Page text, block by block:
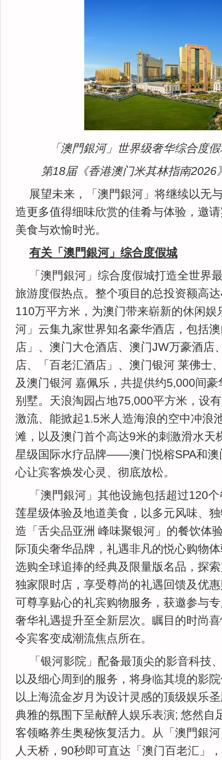
「澳門銀河」世界级奢华综合度
第18届《香港澳门米其林指南2026
展望未来，「澳門銀河」将继续以无
造更多值得细味欣赏的佳肴与体验，邀
美食与欢愉时光。
有关「澳門銀河」综合度假城
「澳門銀河」综合度假城打造全世界
旅游度假热点。整个项目的总投资额高
110万平方米，为澳门带来崭新的休闲娱
河」云集九家世界知名豪华酒店，包括
店」、澳门大仓酒店、澳门JW万豪酒店
店、「百老汇酒店」、澳门银河 莱佛士
及澳门银河 嘉佩乐，共提供约5,000间
别墅。天浪淘园占地75,000平方米，设
激流、能掀起1.5米人造海浪的空中冲浪
滩，以及澳门首个高达9米的刺激滑水天
星级国际水疗品牌——澳门悦榕SPA和澳
心让宾客焕发心灵、彻底放松。
「澳門銀河」其他设施包括超过120
莲星级体验及地道美食，以多元风味、
造「舌尖品亚洲 峰味聚银河」的餐饮体
际顶尖奢华品牌，礼遇非凡的悦心购物
选购全球追捧的经典及限量版名品，探
独家限时店，享受尊尚的礼遇回馈及优
可尊享贴心的礼宾购物服务，获邀参与
奢华礼遇提升至全新层次。瞩目的时尚
令宾客变成潮流焦点所在。
「银河影院」配备最顶尖的影音科技
以及细心周到的服务，将身临其境的影
以上海流金岁月为设计灵感的顶级娱乐
典雅的氛围下呈献醉人娱乐表演; 悠然自
客领略养生奥秘恢复活力。从「澳門銀
人天桥，90秒即可直达「澳门百老汇」